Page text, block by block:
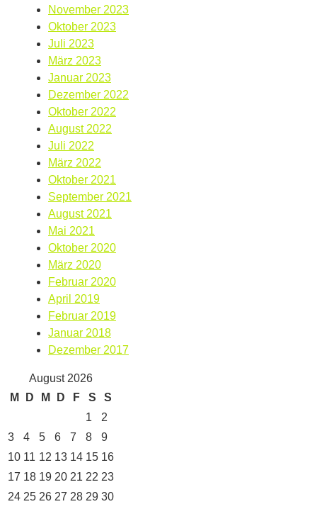
November 2023
Oktober 2023
Juli 2023
März 2023
Januar 2023
Dezember 2022
Oktober 2022
August 2022
Juli 2022
März 2022
Oktober 2021
September 2021
August 2021
Mai 2021
Oktober 2020
März 2020
Februar 2020
April 2019
Februar 2019
Januar 2018
Dezember 2017
August 2026
M
D M D F S
S
1
2
3
4 5 6 7 8
9
10 11 12 13 14 15 16
17 18 19 20 21 22 23
24 25 26 27 28 29 30